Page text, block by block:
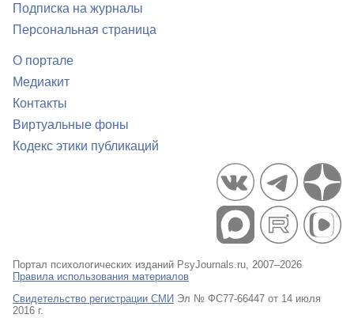
Подписка на журналы
Персональная страница
О портале
Медиакит
Контакты
Виртуальные фоны
Кодекс этики публикаций
Портал психологических изданий PsyJournals.ru, 2007–2026
Правила использования материалов
Свидетельство регистрации СМИ Эл № ФС77-66447 от 14 июля
2016 г.